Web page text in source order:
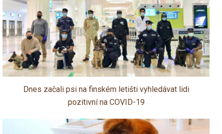
Dnes začali psi na finském letišti vyhledávat lidi
pozitivní na COVID-19